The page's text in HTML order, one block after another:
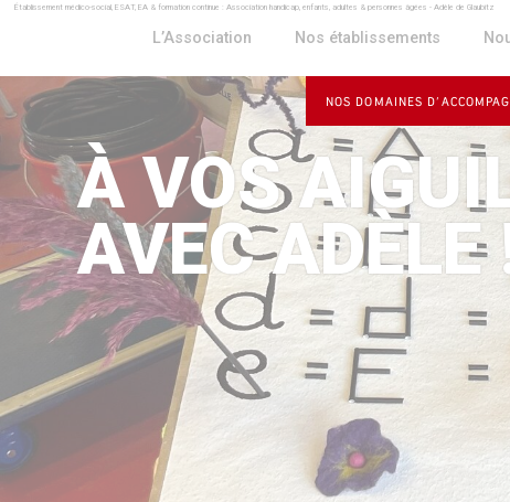
Panneau de gestion des cookies
Établissement médico-social, ESAT, EA & formation continue : Association handicap, enfants, adultes & personnes âgées - Adèle de Glaubitz
L’Association Nos établissements
NOS DOMAINES
À VOS
AVEC ADÈLE